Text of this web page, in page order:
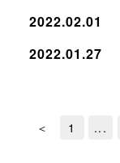
2022.02.01
2022.01.27
＜ 1 ...